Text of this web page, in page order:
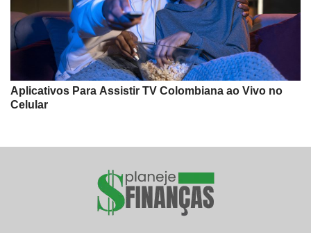
Aplicativos Para Assistir TV Colombiana ao Vivo no
Celular